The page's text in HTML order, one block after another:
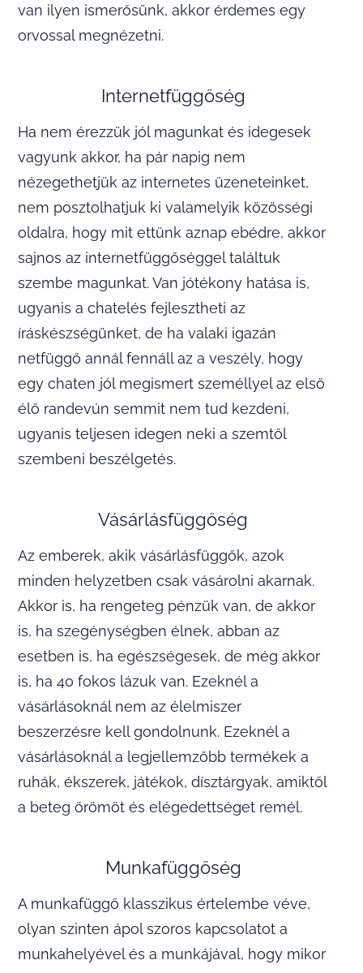
van ilyen ismerősünk, akkor érdemes egy
orvossal megnézetni.
Internetfüggőség
Ha nem érezzük jól magunkat és idegesek
vagyunk akkor, ha pár napig nem
nézegethetjük az internetes üzeneteinket,
nem posztolhatjuk ki valamelyik közösségi
oldalra, hogy mit ettünk aznap ebédre, akkor
sajnos az internetfüggőséggel találtuk
szembe magunkat. Van jótékony hatása is,
ugyanis a chatelés fejlesztheti az
íráskészségünket, de ha valaki igazán
netfüggő annál fennáll az a veszély, hogy
egy chaten jól megismert személlyel az első
élő randevún semmit nem tud kezdeni,
ugyanis teljesen idegen neki a szemtől
szembeni beszélgetés.
Vásárlásfüggőség
Az emberek, akik vásárlásfüggők, azok
minden helyzetben csak vásárolni akarnak.
Akkor is, ha rengeteg pénzük van, de akkor
is, ha szegénységben élnek, abban az
esetben is, ha egészségesek, de még akkor
is, ha 40 fokos lázuk van. Ezeknél a
vásárlásoknál nem az élelmiszer
beszerzésre kell gondolnunk. Ezeknél a
vásárlásoknál a legjellemzőbb termékek a
ruhák, ékszerek, játékok, dísztárgyak, amiktől
a beteg örömöt és elégedettséget remél.
Munkafüggőség
A munkafüggő klasszikus értelembe véve,
olyan szinten ápol szoros kapcsolatot a
munkahelyével és a munkájával, hogy mikor